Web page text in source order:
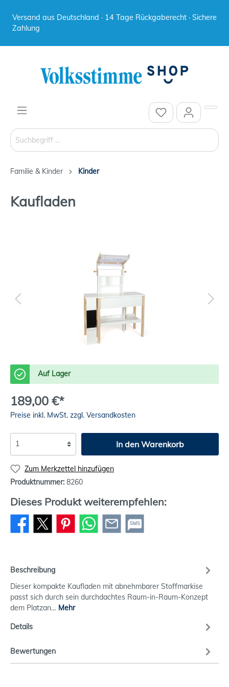
Versand aus Deutschland · 14 Tage Rückgaberecht · Sichere
Zahlung
Familie & Kinder Kinder
Kaufladen
Auf Lager
189,00 €*
Preise inkl. MwSt. zzgl. Versandkosten
In den Warenkorb
Zum Merkzettel hinzufügen
Produktnummer: 8260
Dieses Produkt weiterempfehlen:
SMS
Beschreibung
Dieser kompakte Kaufladen mit abnehmbarer Stoffmarkise
passt sich durch sein durchdachtes Raum-in-Raum-Konzept
dem Platzan… Mehr
Details
Bewertungen